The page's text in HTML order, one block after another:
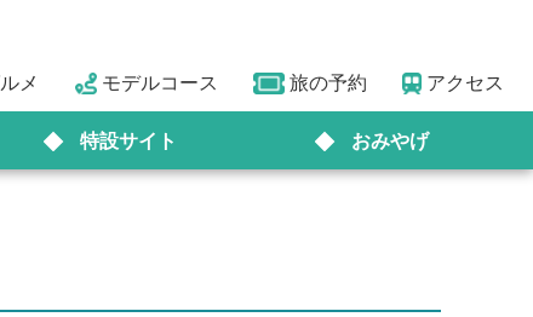
メ モデルコース 旅の予約 アクセス
特設サイト おみやげ